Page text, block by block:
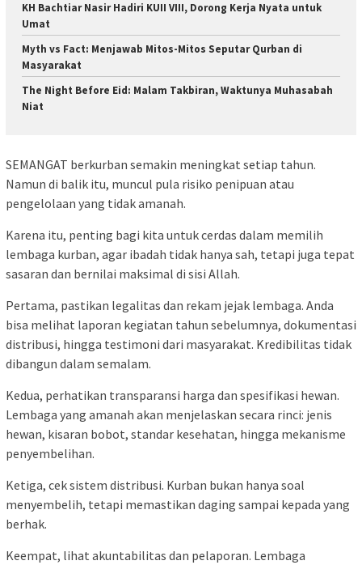
KH Bachtiar Nasir Hadiri KUII VIII, Dorong Kerja Nyata untuk
Umat
Myth vs Fact: Menjawab Mitos-Mitos Seputar Qurban di
Masyarakat
The Night Before Eid: Malam Takbiran, Waktunya Muhasabah
Niat
SEMANGAT berkurban semakin meningkat setiap tahun.
Namun di balik itu, muncul pula risiko penipuan atau
pengelolaan yang tidak amanah.
Karena itu, penting bagi kita untuk cerdas dalam memilih
lembaga kurban, agar ibadah tidak hanya sah, tetapi juga tepat
sasaran dan bernilai maksimal di sisi Allah.
Pertama, pastikan legalitas dan rekam jejak lembaga. Anda
bisa melihat laporan kegiatan tahun sebelumnya, dokumentasi
distribusi, hingga testimoni dari masyarakat. Kredibilitas tidak
dibangun dalam semalam.
Kedua, perhatikan transparansi harga dan spesifikasi hewan.
Lembaga yang amanah akan menjelaskan secara rinci: jenis
hewan, kisaran bobot, standar kesehatan, hingga mekanisme
penyembelihan.
Ketiga, cek sistem distribusi. Kurban bukan hanya soal
menyembelih, tetapi memastikan daging sampai kepada yang
berhak.
Keempat, lihat akuntabilitas dan pelaporan. Lembaga